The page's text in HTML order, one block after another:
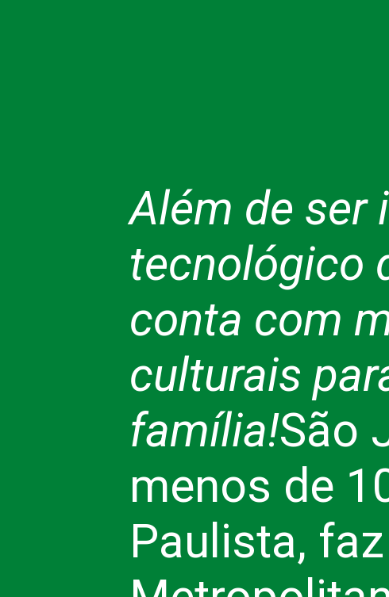
Além de ser
tecnológico
conta com
culturais
família!São
menos de
Paulista,